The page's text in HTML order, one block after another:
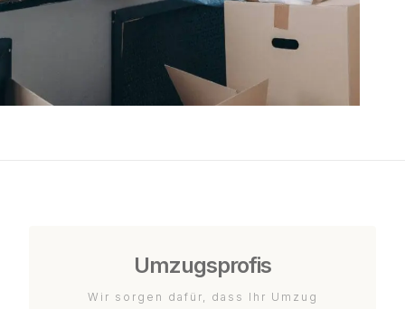
Umzugsprofis
Wir sorgen dafür, dass Ihr Umzug